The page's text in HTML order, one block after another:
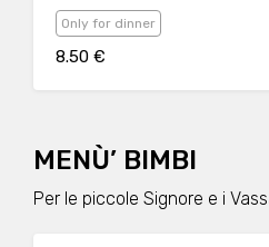
Only for dinner
8.50 €
MENÙ’ BIMBI
Per le piccole Signore e i